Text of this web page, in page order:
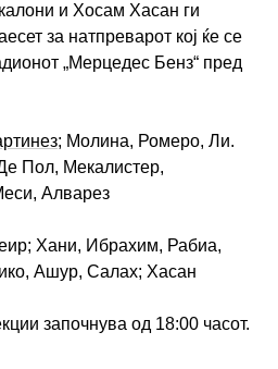
и Хосам Хасан ги
за натпреварот кој ќе се
„Мерцедес Бенз“ пред
; Молина, Ромеро, Ли.
Пол, Мекалистер,
Алварез
Хани, Ибрахим, Рабиа,
Ашур, Салах; Хасан
започнува од 18:00 часот.